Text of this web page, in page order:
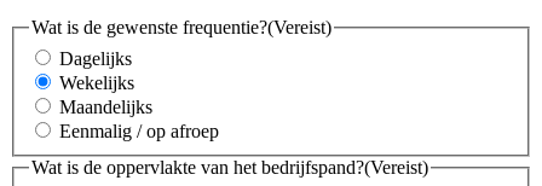
Wat is de gewenste frequentie?(Vereist)
Dagelijks
Wekelijks
Maandelijks
Eenmalig / op afroep
Wat is de oppervlakte van het bedrijfspand?(Vereist)